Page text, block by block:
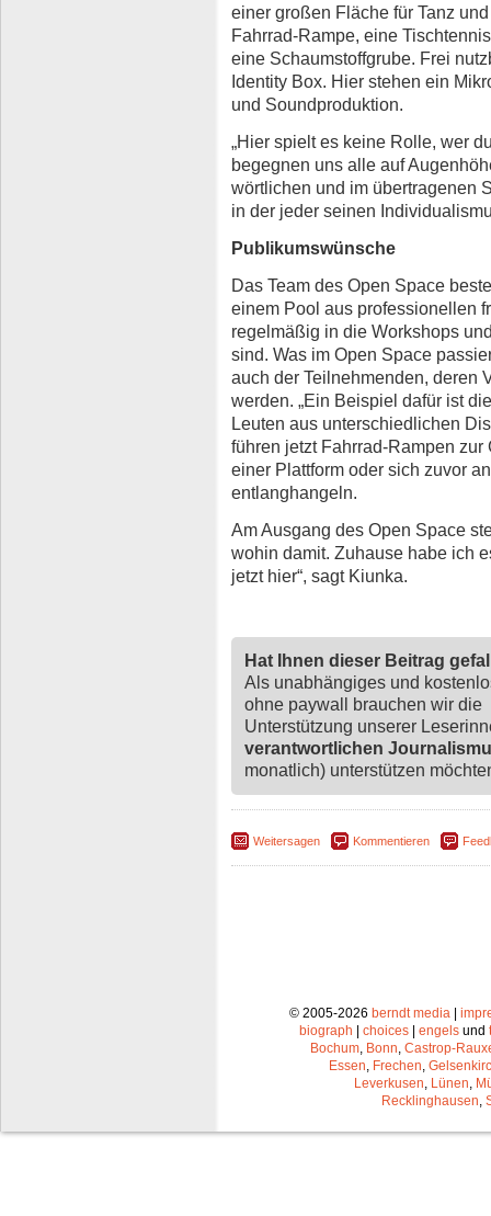
einer großen Fläche für Tanz
Fahrrad-Rampe, eine
eine Schaumstoffgrube. Frei
Identity Box. Hier stehen ein
und Soundproduktion.
„Hier spielt es keine Rolle, wer
begegnen uns alle auf
wörtlichen und im übertragenen
in der jeder seinen
Publikumswünsche
Das Team des Open Space
einem Pool aus professionellen
regelmäßig in die Workshops
sind. Was im Open Space
auch der Teilnehmenden, deren
werden. „Ein Beispiel dafür ist
Leuten aus unterschiedlichen
führen jetzt Fahrrad-Rampen
einer Plattform oder sich zuvor
entlanghangeln.
Am Ausgang des Open Space
wohin damit. Zuhause habe ich
jetzt hier“, sagt Kiunka.
Hat Ihnen dieser Beitrag
Als unabhängiges und
ohne paywall brauchen wir die
Unterstützung unserer
verantwortlichen
monatlich) unterstützen
Weitersagen Kommentieren
© 2005-2026 berndt media|
biograph
choices engels und
Bochum, Bonn, Castrop-
Essen, Frechen,
Leverkusen, Lünen,
Recklinghausen,